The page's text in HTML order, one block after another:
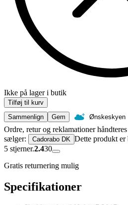
Ikke på lager i butik
Tilføj til kurv
Sammenlign
Gem Ønskeskyen
Ordre, retur og reklamationer
sælger:
Cadorabo DK Dette produkt
5 stjerner.2.430
Gratis returnering mulig
Specifikationer